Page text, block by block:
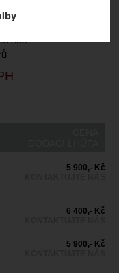
nás
5 900,- Kč
6 400,- Kč
5 900,- Kč